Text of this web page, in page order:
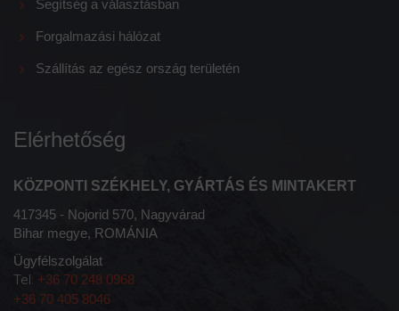
Forgalmazási hálózat
Szállítás az egész ország területén
417345 - Nojorid 570, Nagyvárad
Bihar megye, ROMÁNIA
Ügyfélszolgálat
Tel:+36 70 248 0968
+36 70 405 8046